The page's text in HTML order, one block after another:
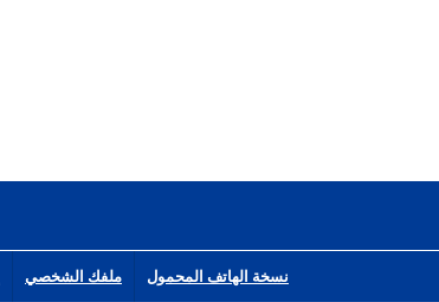
نسخة الهاتف المحمول ملفك الشخصي